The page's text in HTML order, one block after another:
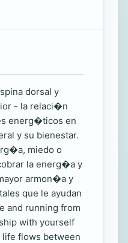
dorsal y
- la relaci�n
energ�ticos en
y su bienestar.
miedo o
la energ�a y
armon�a y
que le ayudan
and running from
with yourself
flows between